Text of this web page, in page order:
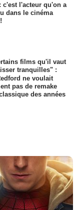
c'est l'acteur qu'on a
dans le cinéma
films qu'il vaut
tranquilles" :
ne voulait
pas de remake
des années